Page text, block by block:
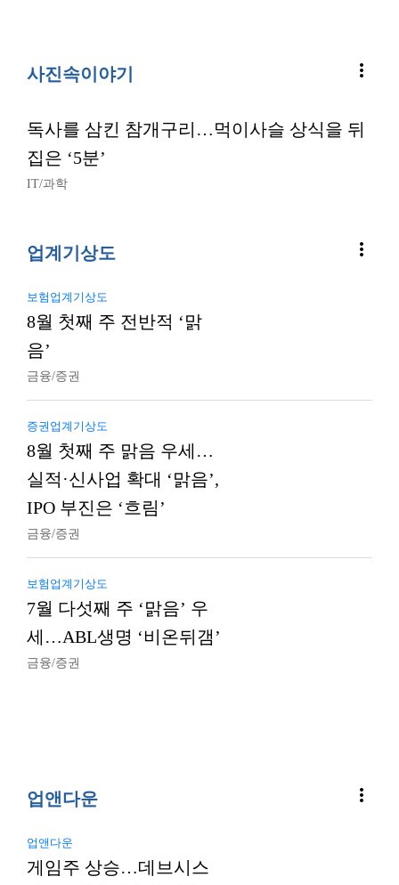
사진속이야기 more_vert
독사를 삼킨 참개구리…먹이사슬 상식을 뒤
집은 ‘5분’
IT/과학
업계기상도 more_vert
보험업계기상도
8월 첫째 주 전반적 ‘맑
음’
금융/증권
증권업계기상도
8월 첫째 주 맑음 우세…
실적·신사업 확대 ‘맑음’,
IPO 부진은 ‘흐림’
금융/증권
보험업계기상도
7월 다섯째 주 ‘맑음’ 우
세…ABL생명 ‘비온뒤갬’
금융/증권
업앤다운 more_vert
업앤다운
게임주 상승…데브시스